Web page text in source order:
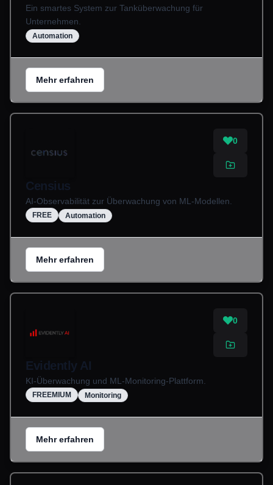
Ein smartes System zur Tanküberwachung für
Unternehmen.
Automation
Mehr erfahren
0
Censius
AI-Observabilität zur Überwachung von ML-Modellen.
FREE Automation
Mehr erfahren
0
Evidently AI
KI-Überwachung und ML-Monitoring-Plattform.
FREEMIUM Monitoring
Mehr erfahren